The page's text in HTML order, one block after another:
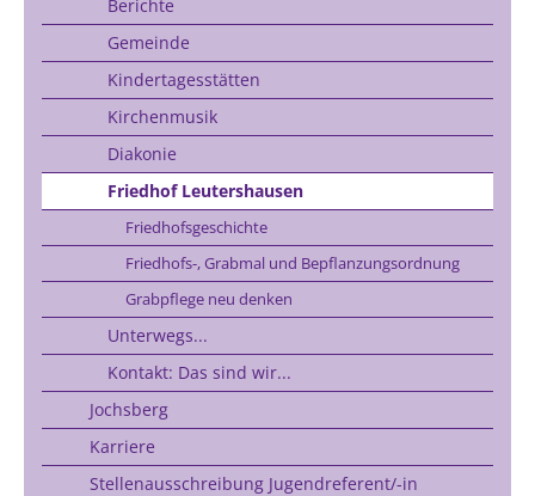
Berichte
Gemeinde
Kindertagesstätten
Kirchenmusik
Diakonie
Friedhof Leutershausen
Friedhofsgeschichte
Friedhofs-, Grabmal und Bepflanzungsordnung
Grabpflege neu denken
Unterwegs...
Kontakt: Das sind wir...
Jochsberg
Karriere
Stellenausschreibung Jugendreferent/-in